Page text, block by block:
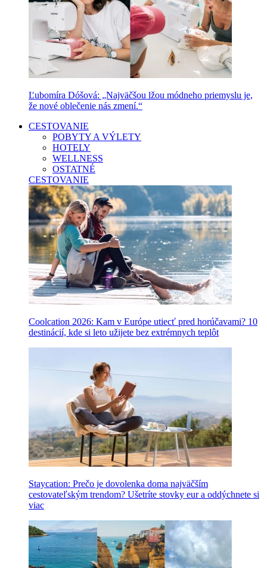
Ľubomíra Dóšová: „Najväčšou lžou módneho priemyslu je,
že nové oblečenie nás zmení.“
CESTOVANIE
POBYTY A VÝLETY
HOTELY
WELLNESS
OSTATNÉ
CESTOVANIE
Coolcation 2026: Kam v Európe utiecť pred horúčavami? 10
destinácií, kde si leto užijete bez extrémnych teplôt
Staycation: Prečo je dovolenka doma najväčším
cestovateľským trendom? Ušetríte stovky eur a oddýchnete si
viac